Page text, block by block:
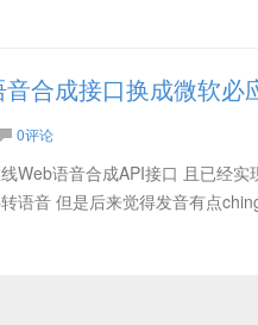
音合成接口换成微软必
0评论
Web语音合成API接口 且已经实
语音 但是后来觉得发音有点